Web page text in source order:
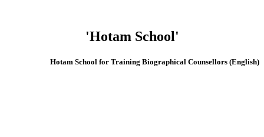
'Hotam School'
(English) Hotam School for Training Biographical Counsellors